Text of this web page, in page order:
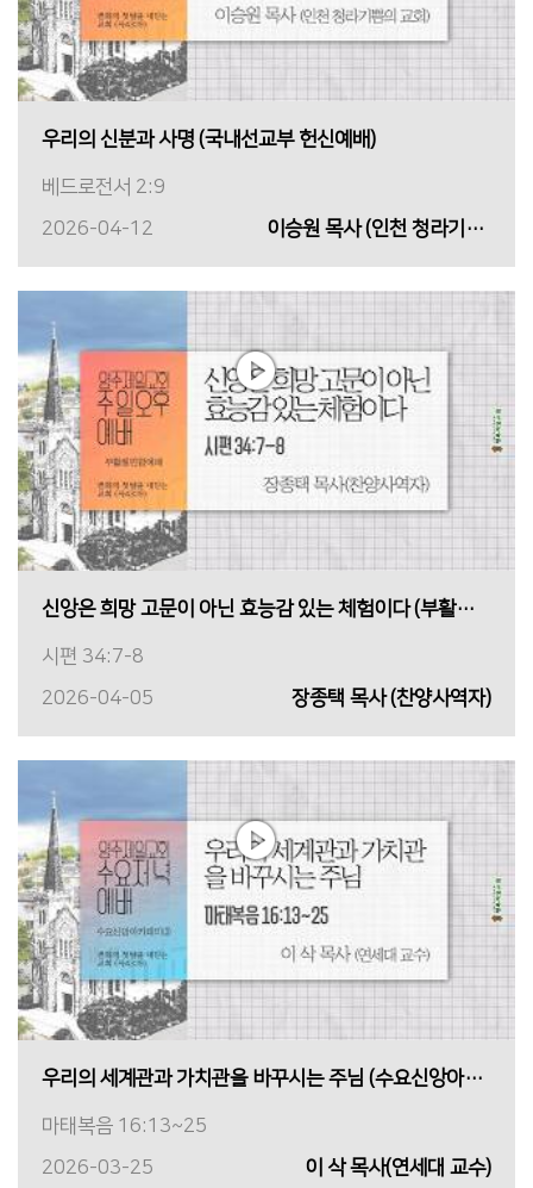
우리의 신분과 사명 (국내선교부 헌신예배)
베드로전서 2:9
2026-04-12
이승원 목사 (인천 청라기쁨의 교회)
신앙은 희망 고문이 아닌 효능감 있는 체험이다 (부활절연합예배)
시편 34:7-8
2026-04-05
장종택 목사 (찬양사역자)
우리의 세계관과 가치관을 바꾸시는 주님 (수요신앙아카데미③)
마태복음 16:13~25
2026-03-25
이 삭 목사(연세대 교수)